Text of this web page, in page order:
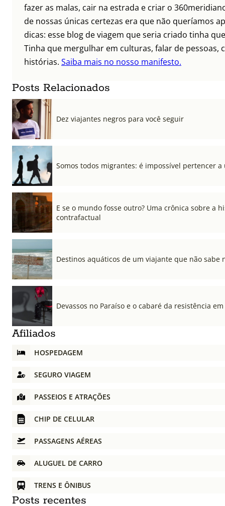
fazer as malas, cair na estrada e criar o
de nossas únicas certezas era que não queríamos
dicas: esse blog de viagem que seria criado tinha
Tinha que mergulhar em culturas, falar de pessoas,
histórias. Saiba mais no nosso manifesto.
Posts Relacionados
Dez viajantes negros para você seguir
Somos todos migrantes: é impossível pertencer a
E se o mundo fosse outro? Uma crônica sobre a
contrafactual
Destinos aquáticos de um viajante que não sabe
Devassos no Paraíso e o cabaré da resistência em
Afiliados
HOSPEDAGEM
SEGURO VIAGEM
PASSEIOS E ATRAÇÕES
CHIP DE CELULAR
PASSAGENS AÉREAS
ALUGUEL DE CARRO
TRENS E ÔNIBUS
Posts recentes